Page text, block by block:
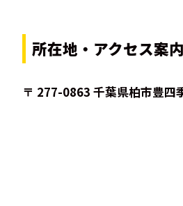
所在地・アクセス案内
〒 277-0863 千葉県柏市豊四